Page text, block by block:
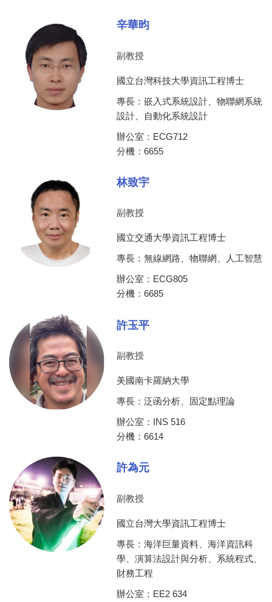
辛華昀
副教授
國立台灣科技大學資訊工程博士
專長：嵌入式系統設計、物聯網系統
設計、自動化系統設計
辦公室：ECG712
分機：6655
林致宇
副教授
國立交通大學資訊工程博士
專長：無線網路、物聯網、人工智慧
辦公室：ECG805
分機：6685
許玉平
副教授
美國南卡羅納大學
專長：泛函分析、固定點理論
辦公室：INS 516
分機：6614
許為元
副教授
國立台灣大學資訊工程博士
專長：海洋巨量資料、海洋資訊科
學、演算法設計與分析、系統程式、
財務工程
辦公室：EE2 634